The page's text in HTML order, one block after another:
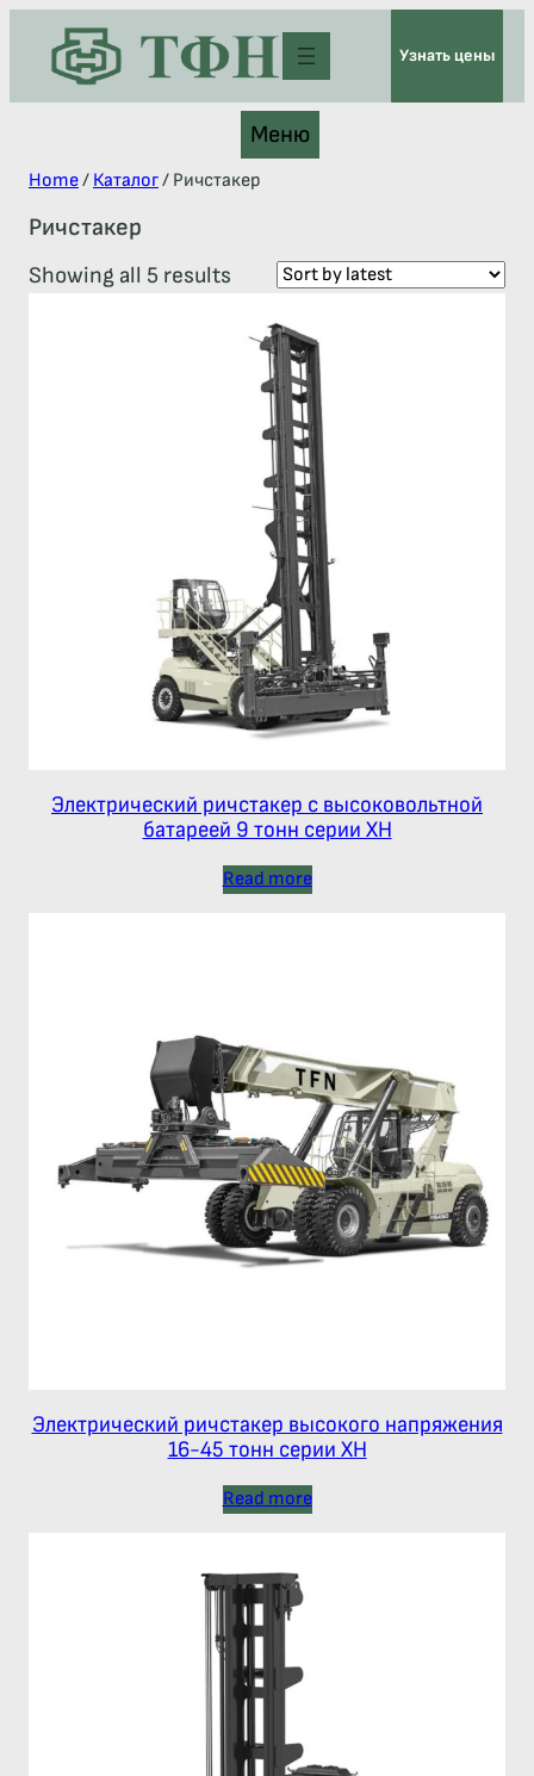
Узнать цены
Меню
Home/ Каталог/ Ричстакер
Ричстакер
Showing all 5 results
Электрический ричстакер с высоковольтной
батареей 9 тонн серии XH
Read more
Электрический ричстакер высокого напряжения
16-45 тонн серии XH
Read more